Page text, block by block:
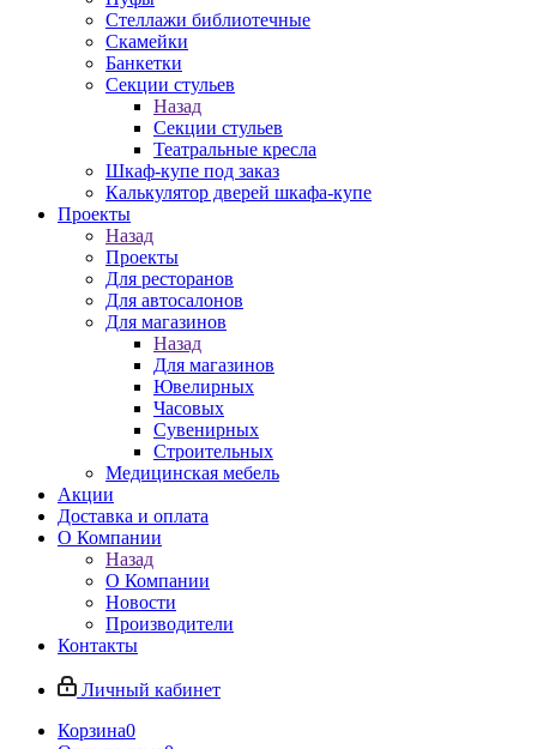
Стеллажи библиотечные
Скамейки
Банкетки
Секции стульев
Назад
Секции стульев
Театральные кресла
Шкаф-купе под заказ
Калькулятор дверей шкафа-купе
Проекты
Назад
Проекты
Для ресторанов
Для автосалонов
Для магазинов
Назад
Для магазинов
Ювелирных
Часовых
Сувенирных
Строительных
Медицинская мебель
Акции
Доставка и оплата
О Компании
Назад
О Компании
Новости
Производители
Контакты
Личный кабинет
Корзина0